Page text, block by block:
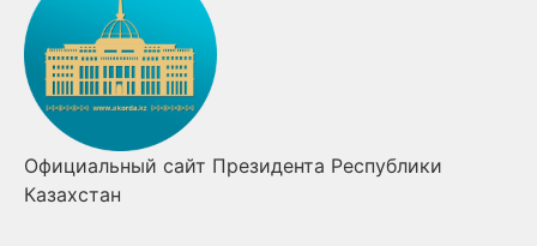
Официальный сайт Президента Республики
Казахстан